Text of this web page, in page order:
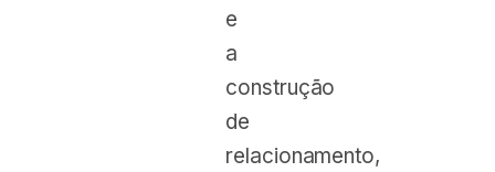
e
a
construção
de
relacionamento,